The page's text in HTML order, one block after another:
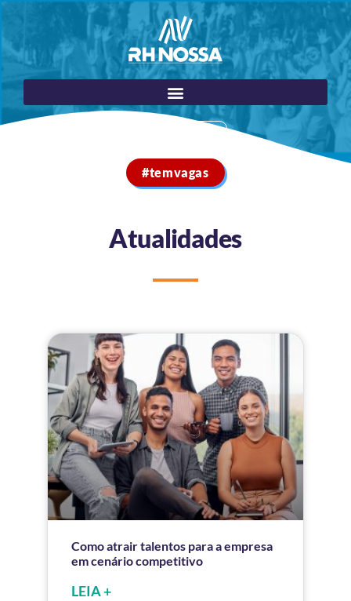
#temvagas
Atualidades
Como atrair talentos para a empresa
em cenário competitivo
LEIA +